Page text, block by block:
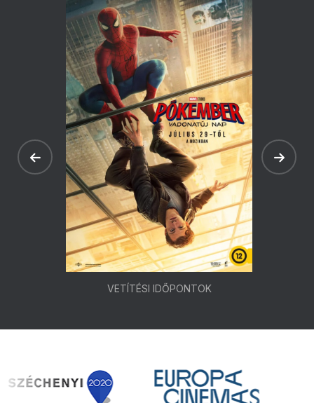
VETÍTÉSI IDŐPONTOK